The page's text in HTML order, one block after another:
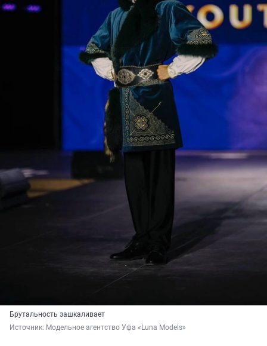
Брутальность зашкаливает
Источник: Модельное агентство Уфа «Luna Models»